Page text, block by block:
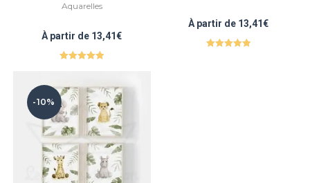
Aquarelles
À partir de 13,41€
À partir de 13,41€
-10%